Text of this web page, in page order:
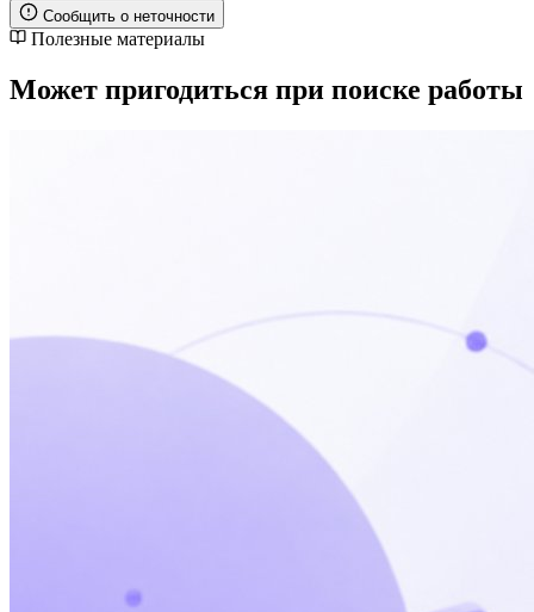
Сообщить о неточности
Полезные материалы
Может пригодиться при поиске работы